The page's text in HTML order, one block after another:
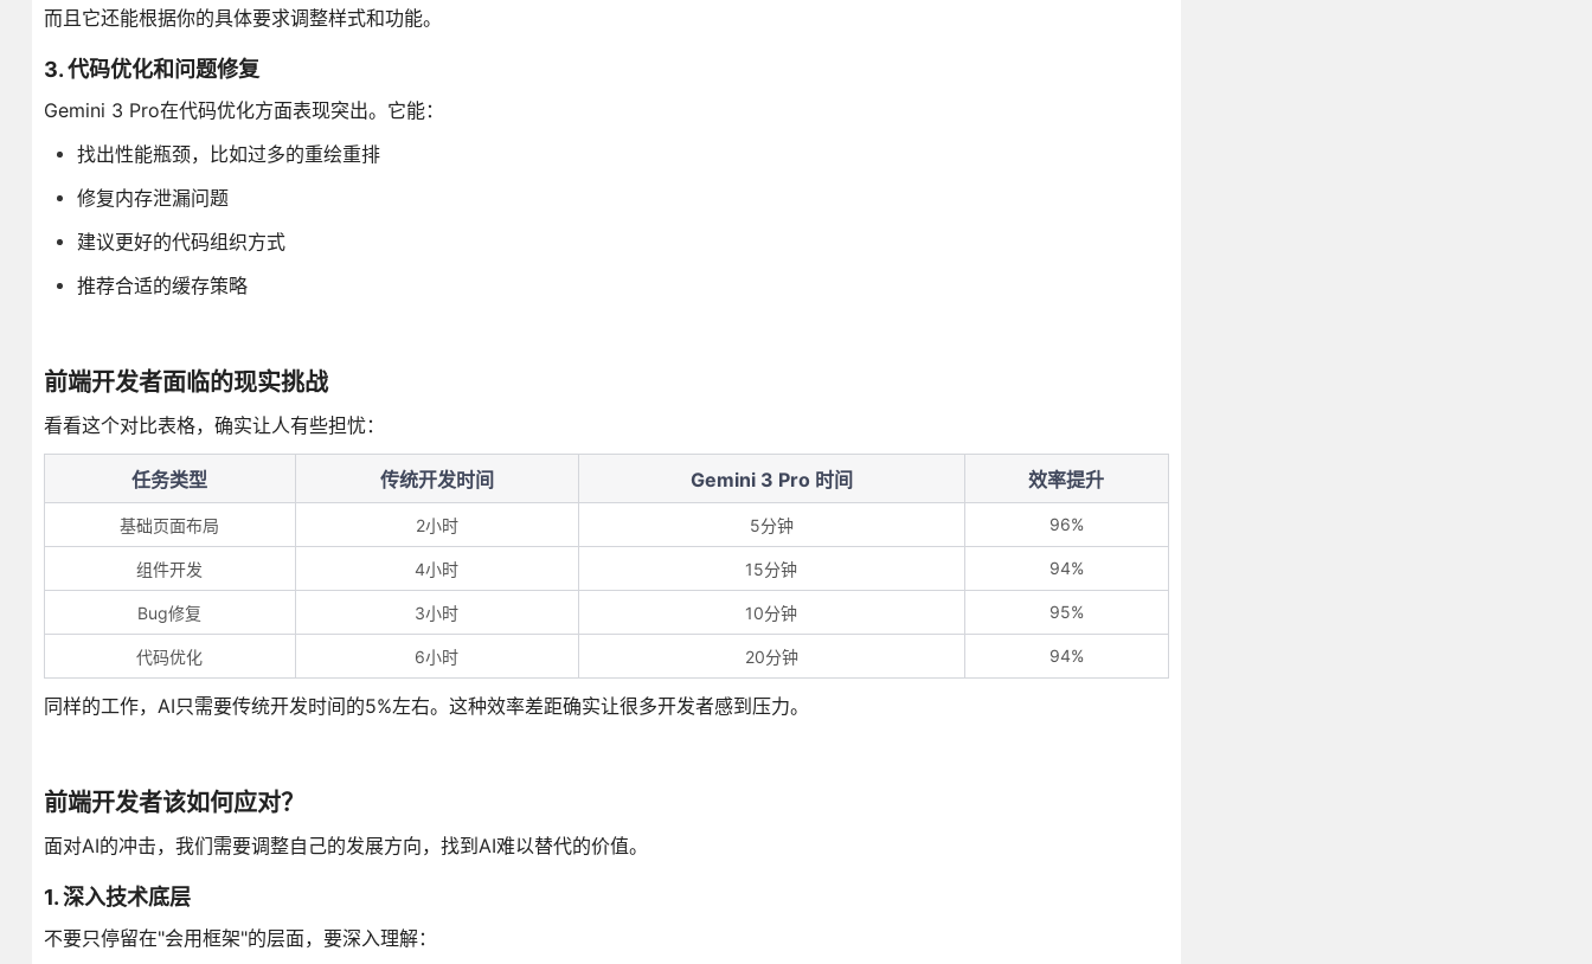
而且它还能根据你的具体要求调整样式和功能。
3. 代码优化和问题修复
Gemini 3 Pro在代码优化方面表现突出。它能：
找出性能瓶颈，比如过多的重绘重排
修复内存泄漏问题
建议更好的代码组织方式
推荐合适的缓存策略
前端开发者面临的现实挑战
看看这个对比表格，确实让人有些担忧：
任务类型 传统开发时间 Gemini 3 Pro 时间 效率提升
基础页面布局 2小时 5分钟 96%
组件开发 4小时 15分钟 94%
Bug修复 3小时 10分钟 95%
代码优化 6小时 20分钟 94%
同样的工作，AI只需要传统开发时间的5%左右。这种效率差距确实让很多开发者感到压力。
前端开发者该如何应对？
面对AI的冲击，我们需要调整自己的发展方向，找到AI难以替代的价值。
1. 深入技术底层
不要只停留在"会用框架"的层面，要深入理解：